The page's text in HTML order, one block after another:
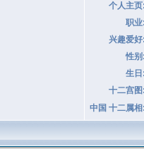
个人主页:
职业:
兴趣爱好:
性别:
生日:
十二宫图:
中国 十二属相: